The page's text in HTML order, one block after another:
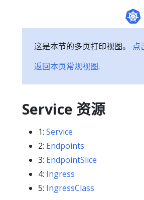
这是本节的多页打印视图。 点
返回本页常规视图.
Service 资源
1: Service
2: Endpoints
3: EndpointSlice
4: Ingress
5: IngressClass